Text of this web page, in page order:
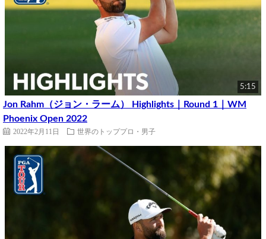
5:15
Jon Rahm（ジョン・ラーム） Highlights｜Round 1｜WM
Phoenix Open 2022
2022年2月11日 世界のトッププロ・男子